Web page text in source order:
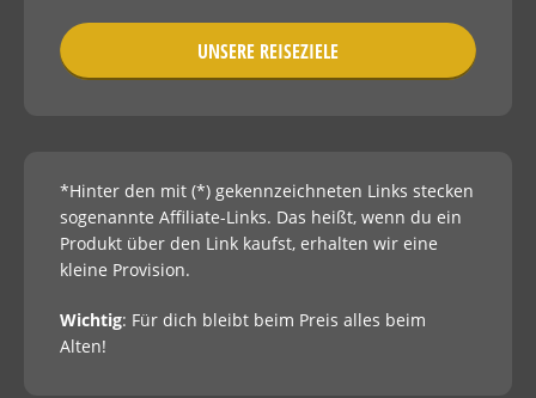
UNSERE REISEZIELE
*Hinter den mit (*) gekennzeichneten Links stecken
sogenannte Affiliate-Links. Das heißt, wenn du ein
Produkt über den Link kaufst, erhalten wir eine
kleine Provision.
Wichtig: Für dich bleibt beim Preis alles beim
Alten!